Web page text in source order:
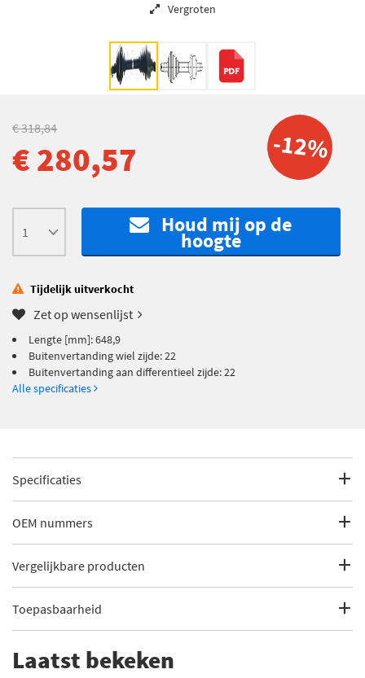
Vergroten
-12%
€ 318,84
€ 280,57
Houd mij op de
hoogte
Tijdelijk uitverkocht
Zet op wensenlijst
Lengte [mm]: 648,9
Buitenvertanding wiel zijde: 22
Buitenvertanding aan differentieel zijde: 22
Alle specificaties
Specificaties
Fabrikantcode
Categorie
Aandrijfas
Bekijk meer
Metelli Aandrijfas
Lengte [mm]
OEM nummers
Citroën
Peugeot
3272.SK
Vergelijkbare producten
Depa 3063002
Depa 3269050
Toepasbaarheid
Laatst bekeken